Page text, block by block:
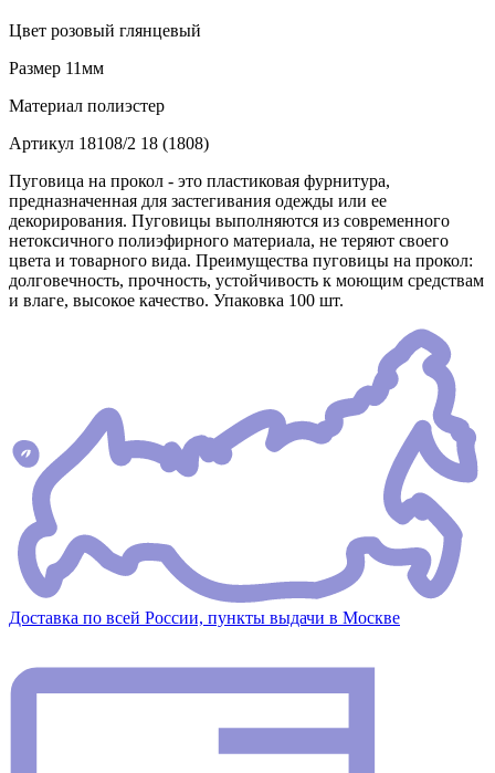
Цвет розовый глянцевый
Размер 11мм
Материал полиэстер
Артикул 18108/2 18 (1808)
Пуговица на прокол - это пластиковая фурнитура,
предназначенная для застегивания одежды или ее
декорирования. Пуговицы выполняются из современного
нетоксичного полиэфирного материала, не теряют своего
цвета и товарного вида. Преимущества пуговицы на прокол:
долговечность, прочность, устойчивость к моющим средствам
и влаге, высокое качество. Упаковка 100 шт.
Доставка по всей России, пункты выдачи в Москве